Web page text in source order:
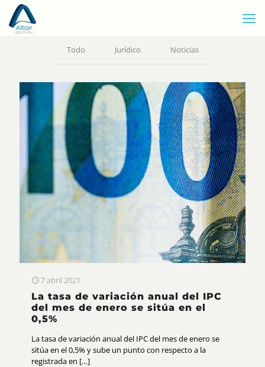
Todo Jurídico Noticias
7 abril 2021
La tasa de variación anual del IPC
del mes de enero se sitúa en el
0,5%
La tasa de variación anual del IPC del mes de enero se
sitúa en el 0,5% y sube un punto con respecto a la
registrada en […]